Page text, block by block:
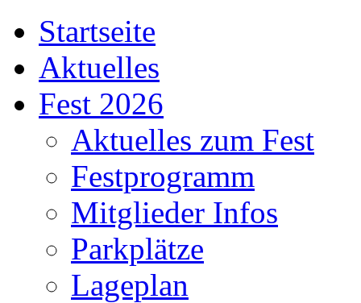
Startseite
Aktuelles
Fest 2026
Aktuelles zum Fest
Festprogramm
Mitglieder Infos
Parkplätze
Lageplan